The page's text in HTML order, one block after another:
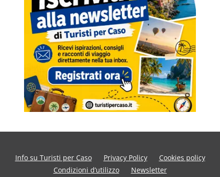
Info su Turisti per Caso Privacy Policy
Cookies policy
Condizioni d’utilizzo
Newsletter